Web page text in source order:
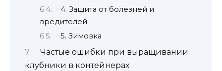
4. Защита от болезней и
вредителей
5. Зимовка
Частые ошибки при выращивании
клубники в контейнерах